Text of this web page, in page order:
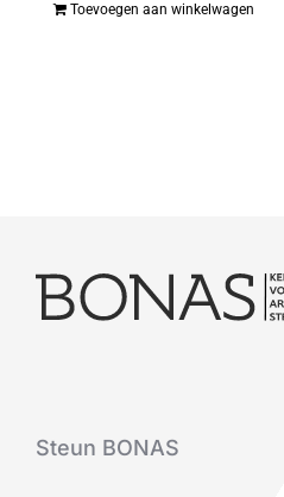
Toevoegen aan winkelwagen
Steun BONAS